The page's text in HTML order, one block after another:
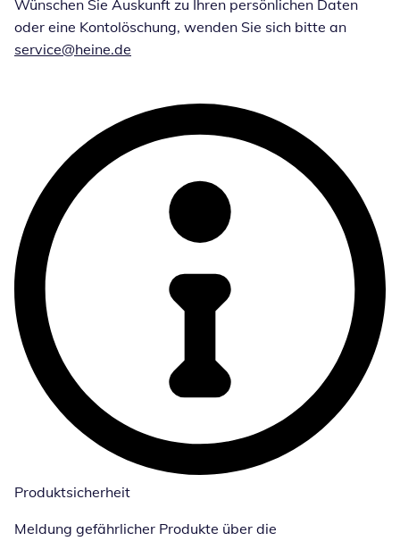
Wünschen Sie Auskunft zu Ihren persönlichen Daten
oder eine Kontolöschung, wenden Sie sich bitte an
service@heine.de
Produktsicherheit
Meldung gefährlicher Produkte über die